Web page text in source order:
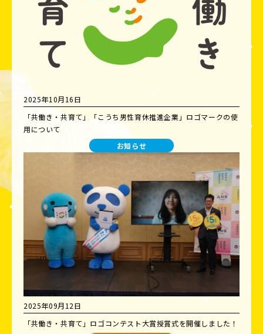
2025年10月16日
「共働き・共育て」「こうち男性育休推進企業」ロゴマークの使
用について
お知らせ
2025年09月12日
「共働き・共育て」ロゴコンテスト大賞授賞式を開催しました！